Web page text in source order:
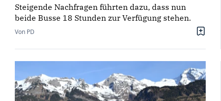
Steigende Nachfragen führten dazu, dass nun
beide Busse 18 Stunden zur Verfügung stehen.
Von PD